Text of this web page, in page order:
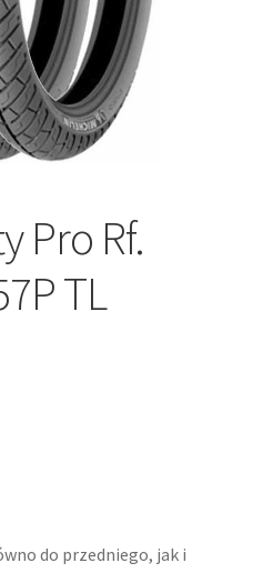
Pro Rf.
TL
do przedniego, jak i